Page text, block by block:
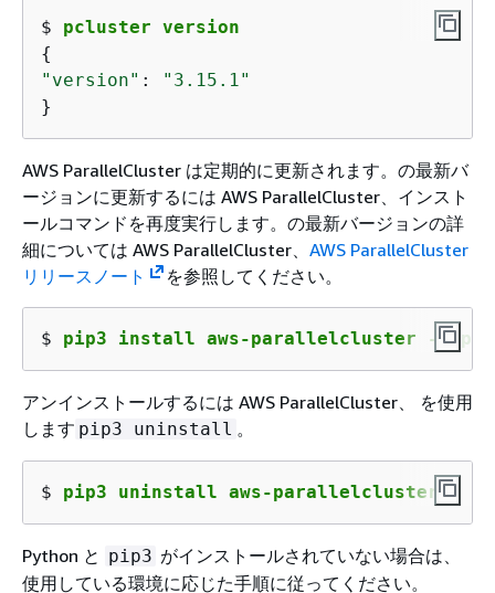
$ pcluster version
{
"version" :
"3.15.1"
}
AWS ParallelCluster は定期的に更新されます。の最新バ
ージョンに更新するには AWS ParallelCluster、インスト
ールコマンドを再度実行します。の最新バージョンの詳
細については AWS ParallelCluster、 AWS ParallelCluster
リリースノート
を参照してください。
$ pip3 install aws-parallelcluster --
アンインストールするには AWS ParallelCluster、 を使用
します pip3 uninstall 。
$ pip3 uninstall aws-parallelcluster
Python と pip3 がインストールされていない場合は、
使用している環境に応じた手順に従ってください。